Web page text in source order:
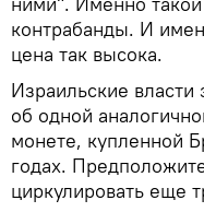
контрабанды. И
цена так высока.
Израильские власти
об одной
монете, купленной
годах.
циркулировать еще